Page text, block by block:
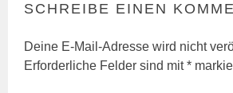
SCHREIBE EINEN
Deine E-Mail-Adresse wird nicht
Erforderliche Felder sind mit*